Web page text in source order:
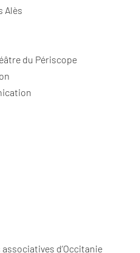
Alès
du Périscope
d’Occitanie